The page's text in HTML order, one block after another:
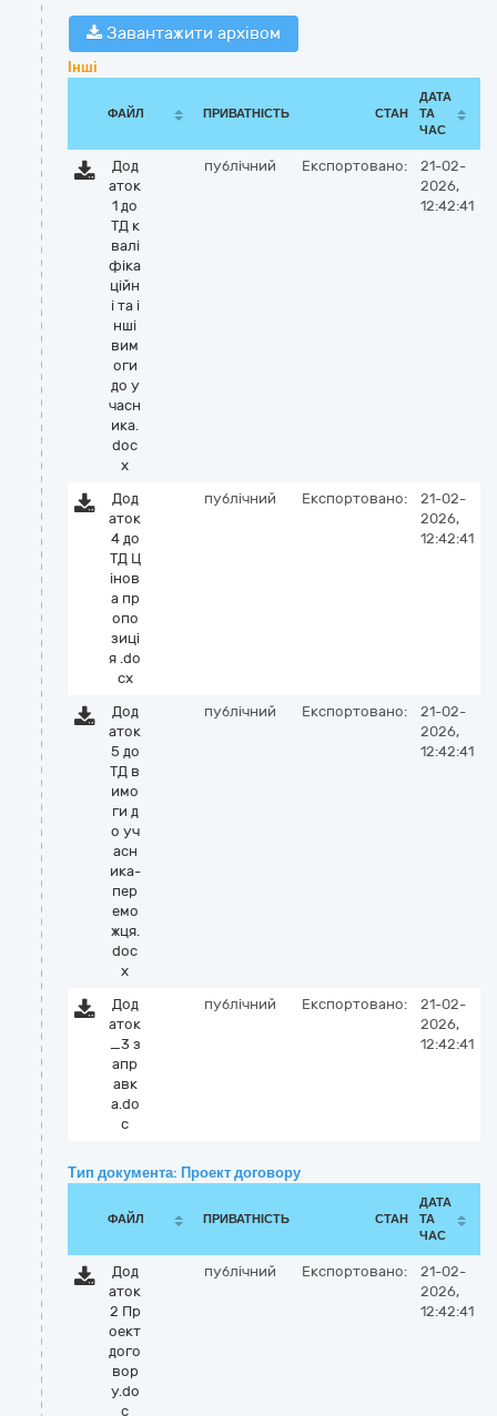
Завантажити архівом
Інші
ФАЙЛ ПРИВАТНІСТЬ СТАН
ДАТА
ТА
ЧАС
Дод
аток
1 до
ТД к
валі
фіка
ційн
і та і
нші
вим
оги
до у
часн
ика.
doc
x
публічний Експортовано:
21-02-
2026,
12:42:41
Дод
аток
4 до
ТД Ц
iнов
а пр
опо
зицi
я .do
cx
публічний Експортовано:
21-02-
2026,
12:42:41
Дод
аток
5 до
ТД в
имо
ги д
о уч
асн
ика-
пер
емо
жця.
doc
x
публічний Експортовано:
21-02-
2026,
12:42:41
Дод
аток
_3 з
апр
авк
а.do
c
публічний Експортовано:
21-02-
2026,
12:42:41
Тип документа: Проект договору
ФАЙЛ ПРИВАТНІСТЬ СТАН
ДАТА
ТА
ЧАС
Дод
аток
2 Пр
оект
дого
вор
у.do
c
публічний Експортовано:
21-02-
2026,
12:42:41